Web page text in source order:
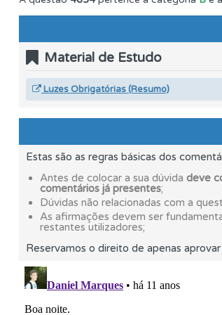
Crie uma conta para ter
Biblioteca Consulte o código da
Crie uma conta para poder
As questões que usamos
Testes Veja o nível de dificuldade do
Testes O teste "Erradas" apresenta-
Material de Estudo
Luzes Obrigatórias (Resumo)
Estas são as regras básicas dos
Antes de colocar a sua dúvida deve
comentários já presentes;
Dúvidas não relacionadas com a
As afirmações devem ser
restantes utilizadores;
Reservamos o direito de apenas